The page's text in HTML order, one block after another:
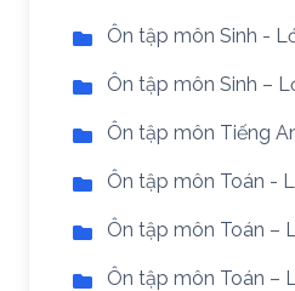
Ôn tập môn Sinh -
Ôn tập môn Sinh –
Ôn tập môn Tiếng
Ôn tập môn Toán -
Ôn tập môn Toán –
Ôn tập môn Toán –